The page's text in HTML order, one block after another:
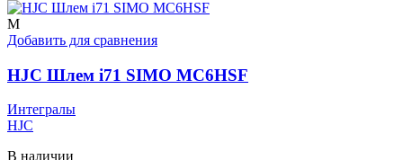
M
Добавить для сравнения
HJC Шлем i71 SIMO MC6HSF
Интегралы
HJC
В наличии